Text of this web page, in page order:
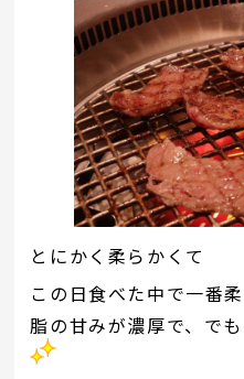
とにかく柔らかくて
この日食べた中で一番
脂の甘みが濃厚で、で